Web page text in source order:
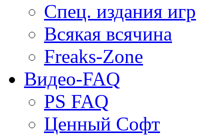
Спец. издания игр
Всякая всячина
Freaks-Zone
Видео-FAQ
PS FAQ
Ценный Софт